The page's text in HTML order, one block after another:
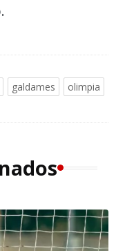
galdames olimpia